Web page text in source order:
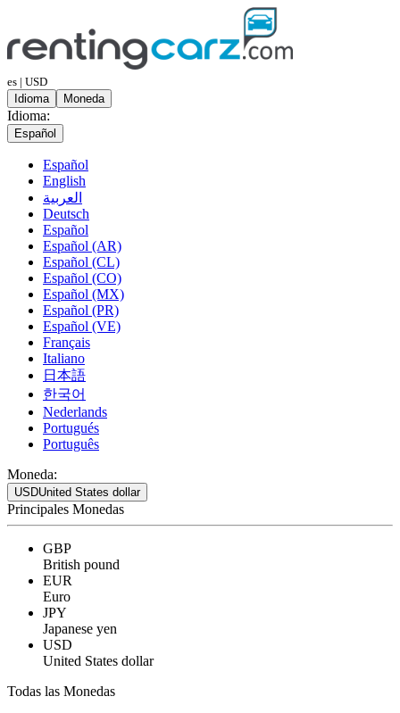
es | USD
Idioma
Moneda
Idioma:
Español
Español
English
العربية
Deutsch
Español
Español (AR)
Español (CL)
Español (CO)
Español (MX)
Español (PR)
Español (VE)
Français
Italiano
日本語
한국어
Nederlands
Portugués
Português
Moneda:
USDUnited States dollar
Principales Monedas
GBP
British pound
EUR
Euro
JPY
Japanese yen
USD
United States dollar
Todas las Monedas